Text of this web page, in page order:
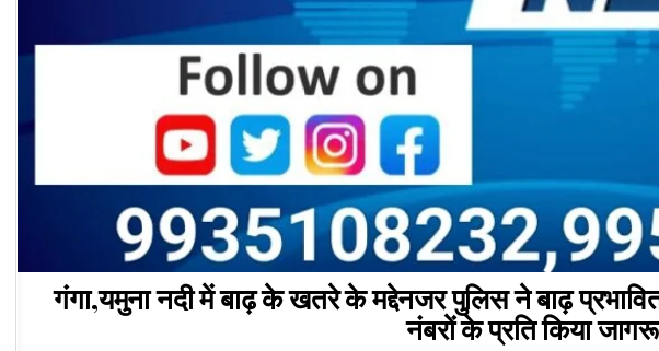
गंगा,यमुना नदी में बाढ़ के खतरे के मद्देनजर पुलिस ने बाढ़
नंबरों के प्रति किया